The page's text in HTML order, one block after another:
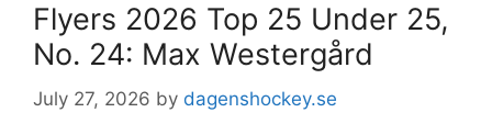
Flyers 2026 Top 25 Under 25,
No. 24: Max Westergård
July 27, 2026 by dagenshockey.se